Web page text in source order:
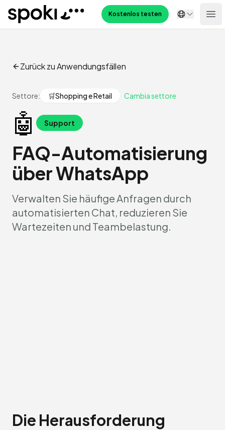
Spoki Kostenlos testen
Zurück zu Anwendungsfällen
Settore: 🛒Shopping e Retail Cambia settore
🤖 Support
FAQ-Automatisierung
über WhatsApp
Verwalten Sie häufige Anfragen durch
automatisierten Chat, reduzieren Sie
Wartezeiten und Teambelastung.
Die Herausforderung